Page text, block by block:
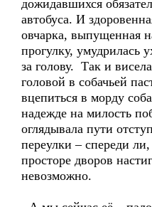
дожидавшихся
автобуса. И
овчарка, выпущенная
прогулку, умудрилась
за голову. Так и
головой в собачьей
вцепиться в морду
надежде на милость
оглядывала пути
переулки – спереди
просторе дворов
невозможно.